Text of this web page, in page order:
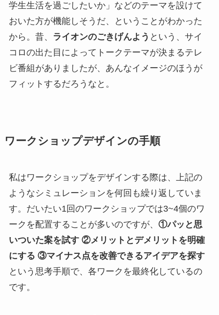
学生生活を過ごしたいか」などのテーマを設けて
おいた方が機能しそうだ、ということがわかった
から。昔、
ライオンのごきげんよう という、サイ
コロの出た目によってトークテーマが決まるテレ
ビ番組がありましたが、あんなイメージのほうが
フィットするだろうなと。
ワークショップデザインの手順
私はワークショップをデザインする際は、上記の
ようなシミュレーションを何回も繰り返していま
す。だいたい1回のワークショップでは3~4個のワ
ークを配置することが多いのですが、 ①パッと思
いついた案を試す ②メリットとデメリットを明確
にする ③マイナス点を改善できるアイデアを探す
という思考手順で、各ワークを最終化しているの
です。